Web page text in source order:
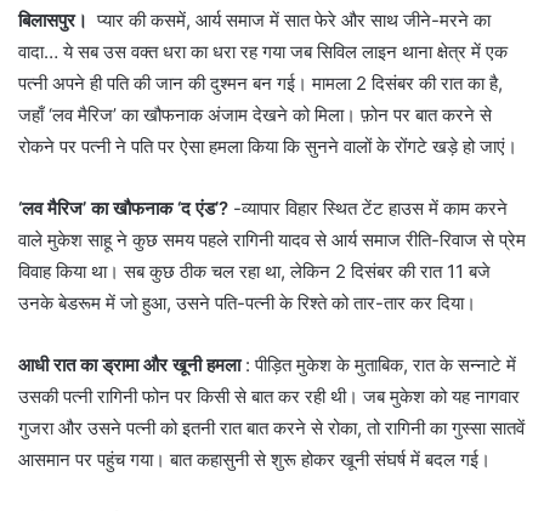
बिलासपुर।प्यार की कसमें, आर्य समाज में सात फेरे और साथ जीने-मरने का
वादा… ये सब उस वक्त धरा का धरा रह गया जब सिविल लाइन थाना क्षेत्र में एक
पत्नी अपने ही पति की जान की दुश्मन बन गई। मामला 2 दिसंबर की रात का है,
जहाँ ‘लव मैरिज’ का खौफनाक अंजाम देखने को मिला। फ़ोन पर बात करने से
रोकने पर पत्नी ने पति पर ऐसा हमला किया कि सुनने वालों के रोंगटे खड़े हो जाएं।
‘लव मैरिज’ का खौफनाक ‘द एंड’? -व्यापार विहार स्थित टेंट हाउस में काम करने
वाले मुकेश साहू ने कुछ समय पहले रागिनी यादव से आर्य समाज रीति-रिवाज से प्रेम
विवाह किया था। सब कुछ ठीक चल रहा था, लेकिन 2 दिसंबर की रात 11 बजे
उनके बेडरूम में जो हुआ, उसने पति-पत्नी के रिश्ते को तार-तार कर दिया।
आधी रात का ड्रामा और खूनी हमला: पीड़ित मुकेश के मुताबिक, रात के सन्नाटे में
उसकी पत्नी रागिनी फोन पर किसी से बात कर रही थी। जब मुकेश को यह नागवार
गुजरा और उसने पत्नी को इतनी रात बात करने से रोका, तो रागिनी का गुस्सा सातवें
आसमान पर पहुंच गया। बात कहासुनी से शुरू होकर खूनी संघर्ष में बदल गई।